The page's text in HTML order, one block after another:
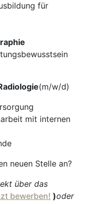
für
(m/w/d)
mit internen
neuen Stelle an?
über das
bewerben! )oder